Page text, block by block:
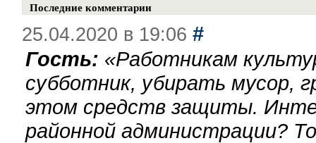
Последние комментарии
25.04.2020 в 19:06 #
Гость: «Работникам
субботник, убирать мусор,
этом средств защиты.
районной администрации?